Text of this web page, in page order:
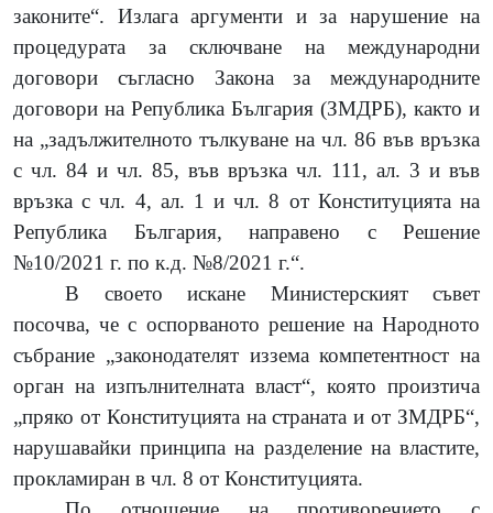
законите“. Излага аргументи и за нарушение на
процедурата за сключване на международни
договори съгласно Закона за международните
договори на Република България (ЗМДРБ), както и
на „задължителното тълкуване на чл. 86 във връзка
с чл. 84 и чл. 85, във връзка чл. 111, ал. 3 и във
връзка с чл. 4, ал. 1 и чл. 8 от Конституцията на
Република България, направено с Решение
№10/2021 г. по к.д. №8/2021 г.“.
В своето искане Министерският съвет
посочва, че с оспорваното решение на Народното
събрание „законодателят иззема компетентност на
орган на изпълнителната власт“, която произтича
„пряко от Конституцията на страната и от ЗМДРБ“,
нарушавайки принципа на разделение на властите,
прокламиран в чл. 8 от Конституцията.